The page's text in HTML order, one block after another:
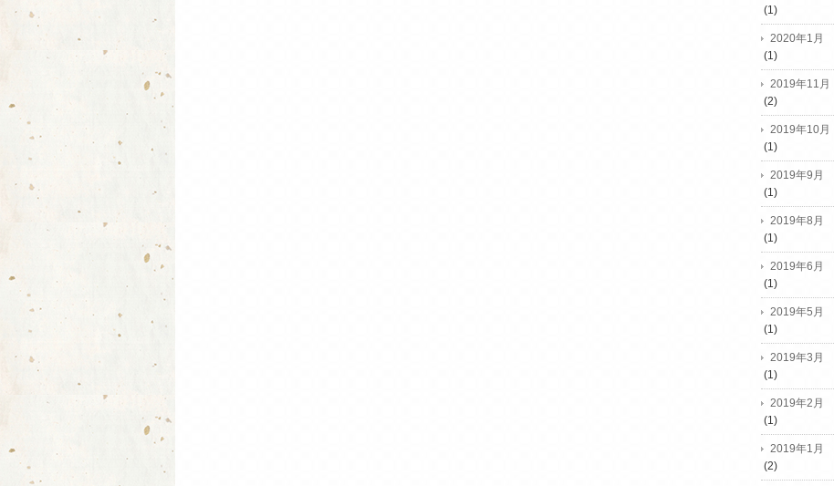
(1)
2020年1月
(1)
2019年11月
(2)
2019年10月
(1)
2019年9月
(1)
2019年8月
(1)
2019年6月
(1)
2019年5月
(1)
2019年3月
(1)
2019年2月
(1)
2019年1月
(2)